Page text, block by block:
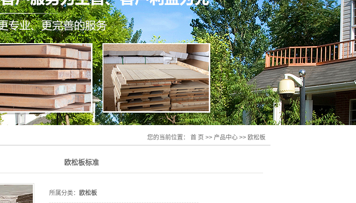
南方松
桑拿板
外墙板
户外高端硬木
重竹木
户外木油
木屋沥青瓦
您的当前位置： 首 页 >> 产品中心 >> 欧松板
欧松板标准
所属分类： 欧松板